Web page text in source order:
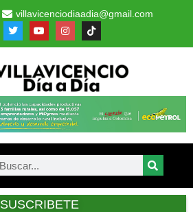
villavicenciodiaadia@gmail.com
SUSCRIBETE